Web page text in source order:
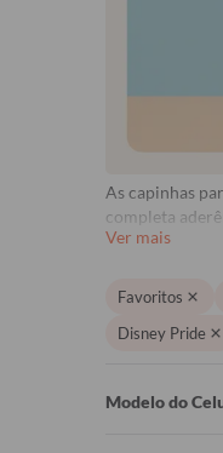
As capinhas
completa
Ver mais
Favoritos
Disney Pride
Modelo do